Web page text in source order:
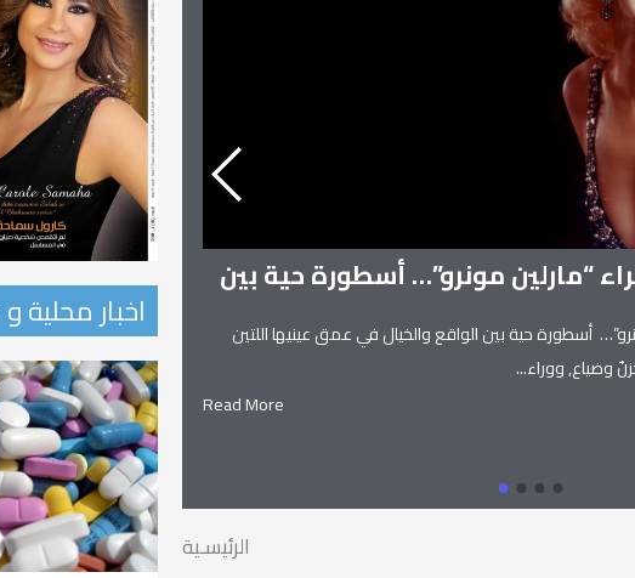
اخبار محلية
زنوبيا… ملكة
زنوبيا… ملكة تدمر واحدة
يعانق السماء.. ويهجو
“مارلين مونرو”… أسطورة حية بين
أسطورة حية بين الواقع والخيال في عمق عينيها اللتين
وضياع, ووراء...
Read More
الرئيسـية